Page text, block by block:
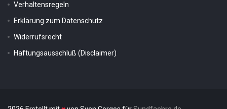
Verhaltensregeln
Erklärung zum Datenschutz
Widerrufsrecht
Haftungsausschluß (Disclaimer)